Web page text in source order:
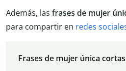
Además, las frases de mujer
para compartir en redes
Frases de mujer única